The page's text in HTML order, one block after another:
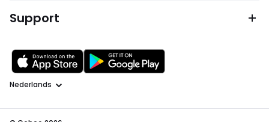
Support
Taal